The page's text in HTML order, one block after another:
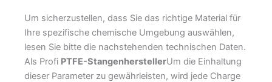
Um sicherzustellen, dass Sie das richtige Material für
Ihre spezifische chemische Umgebung auswählen,
lesen Sie bitte die nachstehenden technischen Daten.
Als Profi PTFE-StangenherstellerUm die Einhaltung
dieser Parameter zu gewährleisten, wird jede Charge